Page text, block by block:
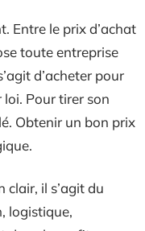
Entre le prix d’achat
toute entreprise
d’acheter pour
Pour tirer son
Obtenir un bon prix
clair, il s’agit du
logistique,